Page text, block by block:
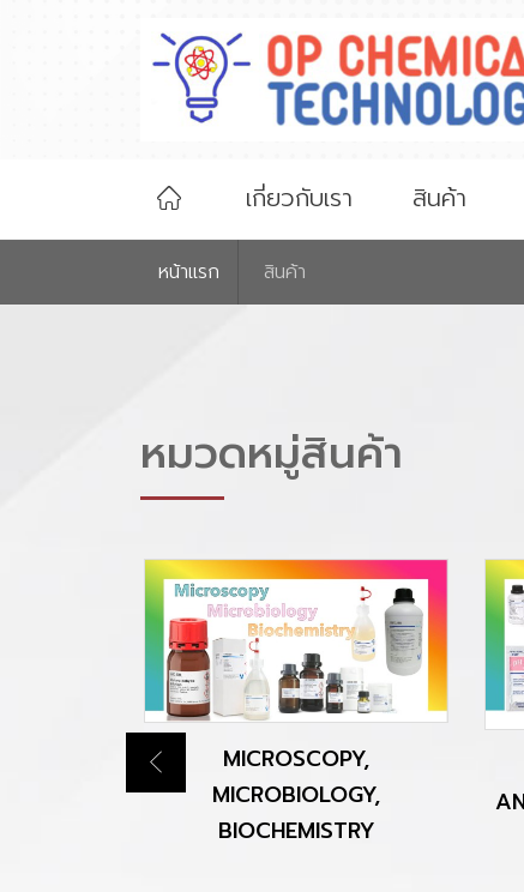
เกี่ยวกับเรา สินค้า
หน้าเเรก สินค้า
หมวดหมู่สินค้า
MICROSCOPY,
MICROBIOLOGY,
BIOCHEMISTRY